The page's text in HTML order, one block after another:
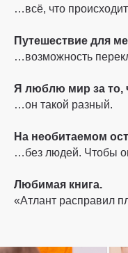
…всё, что
Путешествие для
…возможность
Я люблю мир за то,
…он такой разный.
На необитаемом
…без людей. Чтобы
Любимая книга.
«Атлант расправил